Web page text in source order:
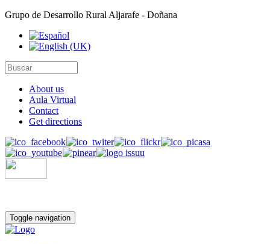
Grupo de Desarrollo Rural Aljarafe - Doñana
About us
Aula Virtual
Contact
Get directions
Toggle navigation